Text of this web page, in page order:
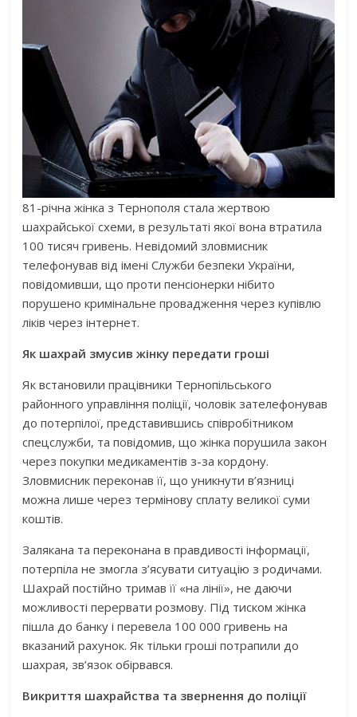
81-річна жінка з Тернополя стала жертвою
шахрайської схеми, в результаті якої вона втратила
100 тисяч гривень. Невідомий зловмисник
телефонував від імені Служби безпеки України,
повідомивши, що проти пенсіонерки нібито
порушено кримінальне провадження через купівлю
ліків через інтернет.
Як шахрай змусив жінку передати гроші
Як встановили працівники Тернопільського
районного управління поліції, чоловік зателефонував
до потерпілої, представившись співробітником
спецслужби, та повідомив, що жінка порушила закон
через покупки медикаментів з-за кордону.
Зловмисник переконав її, що уникнути в’язниці
можна лише через термінову сплату великої суми
коштів.
Залякана та переконана в правдивості інформації,
потерпіла не змогла з’ясувати ситуацію з родичами.
Шахрай постійно тримав її «на лінії», не даючи
можливості перервати розмову. Під тиском жінка
пішла до банку і перевела 100 000 гривень на
вказаний рахунок. Як тільки гроші потрапили до
шахрая, зв’язок обірвався.
Викриття шахрайства та звернення до поліції